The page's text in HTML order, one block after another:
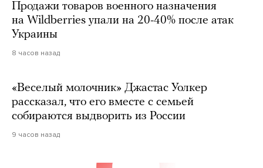
Продажи товаров военного назначения
на Wildberries упали на 20-40% после атак
Украины
8 часов назад
«Веселый молочник» Джастас Уолкер
рассказал, что его вместе с семьей
собираются выдворить из России
9 часов назад